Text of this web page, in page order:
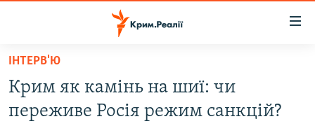
Перейти
основного
матеріалу
Перейти
ВОДА.КРИМ
ВІДЕО ТА ФОТО
ІНТЕРВ'Ю
Крим як камінь на шиї: чи
переживе Росія режим санкцій?